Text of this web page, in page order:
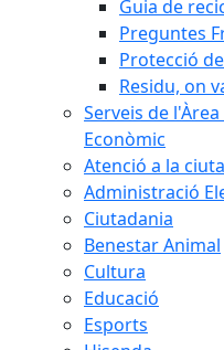
Guia de
Preguntes
Protecció
Residu, on
Serveis de
Econòmic
Atenció a la
Administració
Ciutadania
Benestar Animal
Cultura
Educació
Esports